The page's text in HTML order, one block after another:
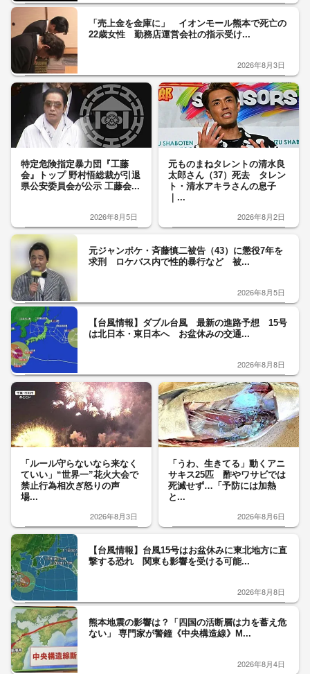
「売上金を金庫に」 イオンモール熊本で死亡の
22歳女性 勤務店運営会社の指示受け...
2026年8月3日
特定危険指定暴力団『工藤
会』トップ 野村悟総裁が引退
県公安委員会が公示 工藤会...
2026年8月5日
元ものまねタレントの清水良
太郎さん（37）死去 タレン
ト・清水アキラさんの息子
｜...
2026年8月2日
元ジャンポケ・斉藤慎二被告（43）に懲役7年を
求刑 ロケバス内で性的暴行など 被...
2026年8月5日
【台風情報】ダブル台風 最新の進路予想 15号
は北日本・東日本へ お盆休みの交通...
2026年8月8日
「ルール守らないなら来なく
ていい」“世界一”花火大会で
禁止行為相次ぎ怒りの声
場...
2026年8月3日
「うわ、生きてる」動くアニ
サキス25匹 酢やワサビでは
死滅せず…「予防には加熱
と...
2026年8月6日
【台風情報】台風15号はお盆休みに東北地方に直
撃する恐れ 関東も影響を受ける可能...
2026年8月8日
熊本地震の影響は？「四国の活断層は力を蓄え危
ない」 専門家が警鐘《中央構造線》M...
2026年8月4日